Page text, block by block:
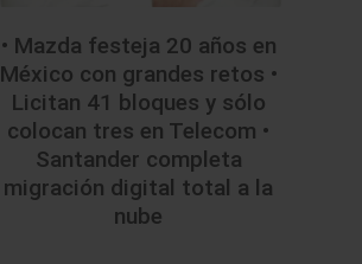
• Mazda festeja 20 años en
México con grandes retos •
Licitan 41 bloques y sólo
colocan tres en Telecom •
Santander completa
migración digital total a la
nube